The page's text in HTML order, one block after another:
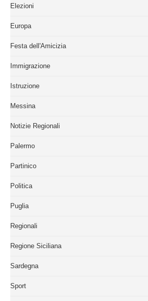
Elezioni
Europa
Festa dell'Amicizia
Immigrazione
Istruzione
Messina
Notizie Regionali
Palermo
Partinico
Politica
Puglia
Regionali
Regione Siciliana
Sardegna
Sport